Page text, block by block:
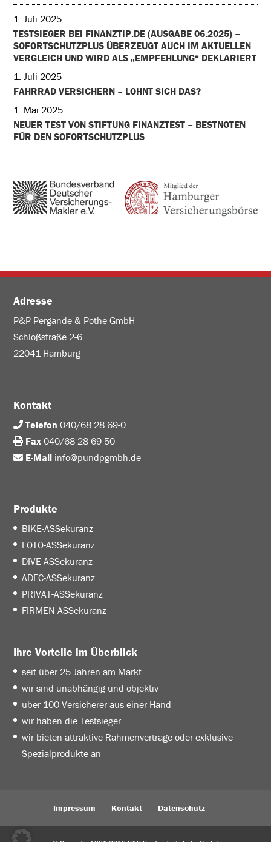
1. Juli 2025
TESTSIEGER BEI FINANZTIP.DE (AUSGABE 06.2025) –
SOFORTSCHUTZPLUS ÜBERZEUGT AUCH IM AKTUELLEN
VERGLEICH UND WIRD ALS „EMPFEHLUNG“ DEKLARIERT
1. Juli 2025
FAHRRAD VERSICHERN – LOHNT SICH DAS?
1. Mai 2025
NEUER TEST VON STIFTUNG FINANZTEST – BESTNOTEN
FÜR DEN SOFORTSCHUTZPLUS
Adresse
P&P Pergande & Pöthe GmbH
Schloßstraße 2-6
22041 Hamburg
Kontakt
Telefon 040/68 28 69-0
Fax 040/68 28 69-50
E-Mail info@pundpgmbh.de
Produkte
BIKE-ASSekuranz
FOTO-ASSekuranz
DIVE-ASSekuranz
ADFC-ASSekuranz
PRIVAT-ASSekuranz
FIRMEN-ASSekuranz
Ihre Vorteile im Überblick
seit über 25 Jahren am Markt
wir sind unabhängig und objektiv
über 100 Versicherer aus einer Hand
wir haben die Testsieger
wir bieten attraktive Rahmenverträge oder exklusive
Spezialprodukte an
Impressum Kontakt Datenschutz